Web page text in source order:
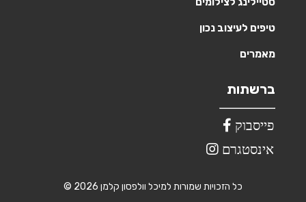
טיפים לעיצוב נכון
מאמרים
ברשתות
פייסבוק
אינסטגרם
© 2026 כל הזכויות שמורות למיכל וולפסון קלמן